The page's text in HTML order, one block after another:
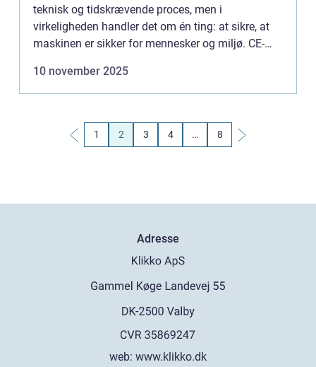
teknisk og tidskrævende proces, men i
virkeligheden handler det om én ting: at sikre, at
maskinen er sikker for mennesker og miljø. CE-
10 november 2025
1 2 3 4 … 8
Adresse
web: www.klikko.dk